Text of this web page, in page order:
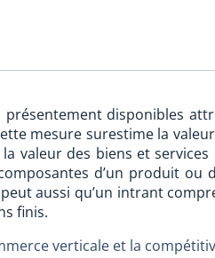
présentement disponibles
mesure surestime la
valeur des biens et services
d’un produit ou
aussi qu’un intrant
finis.
verticale et la